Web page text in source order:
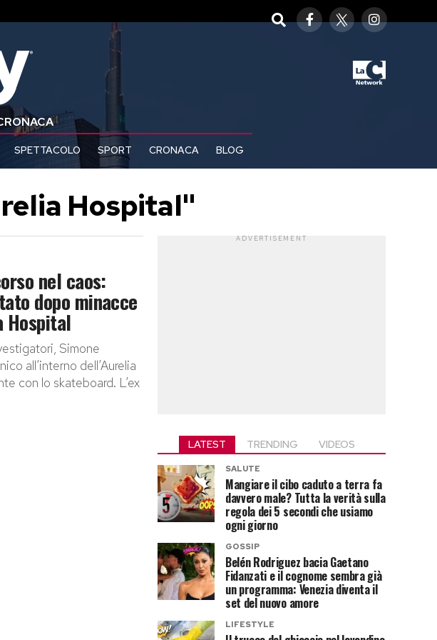
SPETTACOLO SPORT CRONACA BLOG
Hospital"
nel caos:
dopo minacce
Hospital
Simone
all’interno dell’Aurelia
con lo skateboard. L’ex
ADVERTISEMENT
LATEST TRENDING VIDEOS
SALUTE
Mangiare il cibo caduto a terra fa
davvero male? Tutta la verità sulla
regola dei 5 secondi che usiamo
ogni giorno
GOSSIP
Belén Rodriguez bacia Gaetano
Fidanzati e il cognome sembra già
un programma: Venezia diventa il
set del nuovo amore
LIFESTYLE